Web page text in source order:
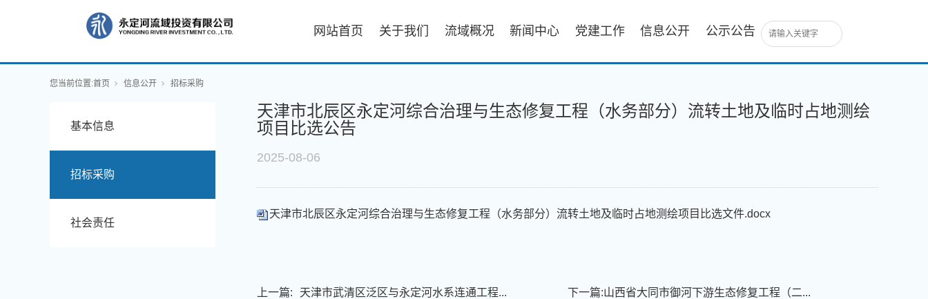
网站首页 关于我们 流域概况 新闻中心 党建工作 信息公开 公示公告
您当前位置:首页 信息公开 招标采购
基本信息
招标采购
社会责任
天津市北辰区永定河综合治理与生态修复工程（水务部分）流转土地及临时占地测绘
项目比选公告
2025-08-06
天津市北辰区永定河综合治理与生态修复工程（水务部分）流转土地及临时占地测绘项目比选文件.docx
上一篇: 天津市武清区泛区与永定河水系连通工程... 下一篇:山西省大同市御河下游生态修复工程（二...